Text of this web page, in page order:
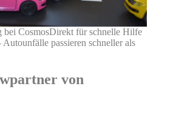
bei CosmosDirekt für schnelle Hilfe
Autounfälle passieren schneller als
von